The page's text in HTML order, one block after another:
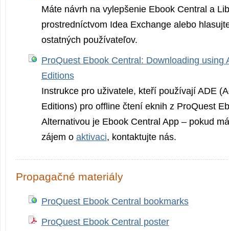
Máte návrh na vylepšenie Ebook Central a
prostredníctvom Idea Exchange alebo
ostatných používateľov.
ProQuest Ebook Central: Downloading using
Editions
Instrukce pro uživatele, kteří používají ADE
Editions) pro offline čtení eknih z ProQuest
Alternativou je Ebook Central App – pokud
zájem o aktivaci, kontaktujte nás.
Propagačné materiály
ProQuest Ebook Central bookmarks
ProQuest Ebook Central poster